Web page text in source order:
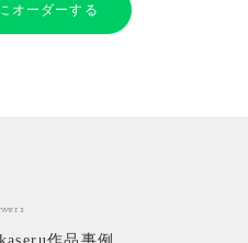
オーダーする